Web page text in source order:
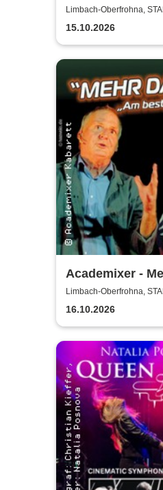
of 20 Years -
Tour 2026
Limbach-Oberfrohna,
OBERFROHNA
15.10.2026
Academixer -
Limbach-Oberfrohna,
OBERFROHNA
16.10.2026